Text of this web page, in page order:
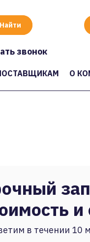
звонок
О
и
в течении 10